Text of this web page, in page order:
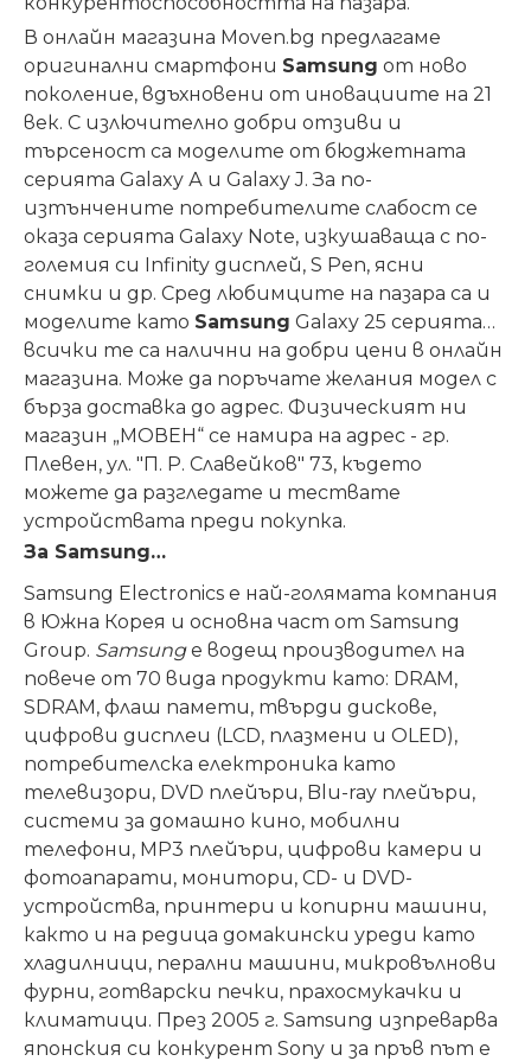
В онлайн магазина Moven.bg предлагаме
оригинални смартфони Samsung от ново
поколение, вдъхновени от иновациите на 21
век. С излючително добри отзиви и
търсеност са моделите от бюджетната
серията Galaxy А и Galaxy J. За по-
изтънчените потребителите слабост се
оказа серията Galaxy Note, изкушаваща с по-
големия си Infinity дисплей, S Pen, ясни
снимки и др. Сред любимците на пазара са и
моделите като Samsung Galaxy 25 серията…
всички те са налични на добри цени в онлайн
магазина. Може да поръчате желания модел с
бърза доставка до адрес. Физическият ни
магазин „МОВЕН“ се намира на адрес - гр.
Плевен, ул. "П. Р. Славейков" 73, където
можете да разгледате и тествате
устройствата преди покупка.
За Samsung…
Samsung Electronics е най-голямата компания
в Южна Корея и основна част от Samsung
Group. Samsungе водещ производител на
повече от 70 вида продукти като: DRAM,
SDRAM, флаш памети, твърди дискове,
цифрови дисплеи (LCD, плазмени и OLED),
потребителска електроника като
телевизори, DVD плейъри, Blu-ray плейъри,
системи за домашно кино, мобилни
телефони, MP3 плейъри, цифрови камери и
фотоапарати, монитори, CD- и DVD-
устройства, принтери и копирни машини,
както и на редица домакински уреди като
хладилници, перални машини, микровълнови
фурни, готварски печки, прахосмукачки и
климатици. През 2005 г. Samsung изпреварва
японския си конкурент Sony и за пръв път е